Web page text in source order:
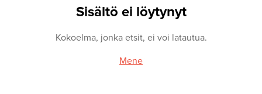
Sisältö ei löytynyt
Kokoelma, jonka etsit, ei voi latautua.
Mene